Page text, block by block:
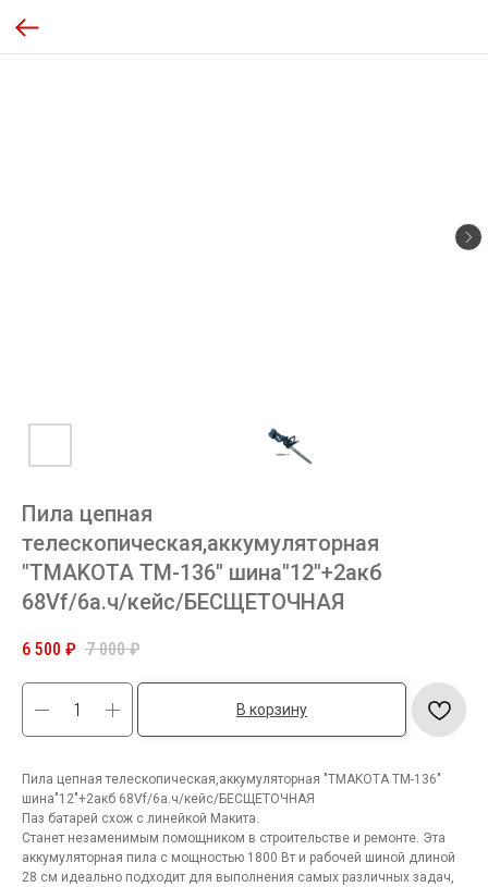
Пила цепная
телескопическая,аккумуляторная
"TMAKOTA ТМ-136" шина"12"+2акб
68Vf/6а.ч/кейс/БЕСЩЕТОЧНАЯ
6 500 ₽ 7 000 ₽
В корзину
Пила цепная телескопическая,аккумуляторная "TMAKOTA ТМ-136"
шина"12"+2акб 68Vf/6а.ч/кейс/БЕСЩЕТОЧНАЯ
Паз батарей схож с линейкой Макита.
Станет незаменимым помощником в строительстве и ремонте. Эта
аккумуляторная пилa с мощностью 1800 Вт и рабочей шиной длиной
28 см идеально подходит для выполнения самых различных задач,